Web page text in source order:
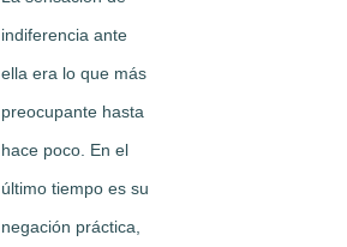
indiferencia ante
ella era lo que más
preocupante hasta
hace poco. En el
último tiempo es su
negación práctica,